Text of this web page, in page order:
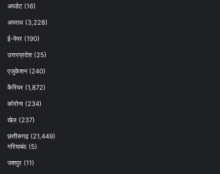
अपडेट(16)
अपराध (3,228)
ई-पेपर (190)
उत्तरप्रदेश(25)
एजुकेशन(240)
कैरियर (1,872)
कोरोना (234)
खेल (237)
छत्तीसगढ़(21,449)
गरियाबंद (5)
जशपुर (11)